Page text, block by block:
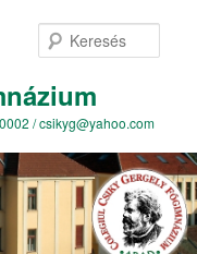
/ csikyg@yahoo.com